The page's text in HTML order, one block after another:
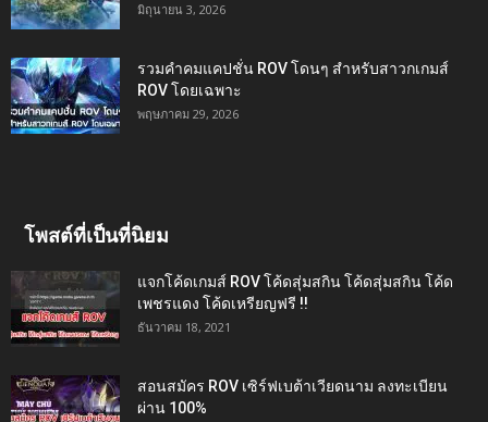
มิถุนายน 3, 2026
รวมคำคมแคปชั่น ROV โดนๆ สำหรับสาวกเกมส์
ROV โดยเฉพาะ
พฤษภาคม 29, 2026
โพสต์ที่เป็นที่นิยม
แจกโค้ดเกมส์ ROV โค้ดสุ่มสกิน โค้ดสุ่มสกิน โค้ด
เพชรแดง โค้ดเหรียญฟรี !!
ธันวาคม 18, 2021
สอนสมัคร ROV เซิร์ฟเบต้าเวียดนาม ลงทะเบียน
ผ่าน 100%